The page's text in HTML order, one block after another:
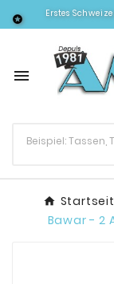

Erstes

Bawar - 2